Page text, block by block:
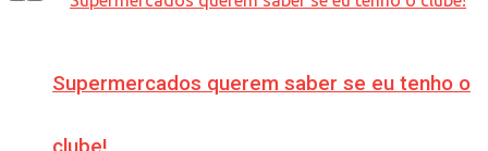
Supermercados querem saber se eu tenho o